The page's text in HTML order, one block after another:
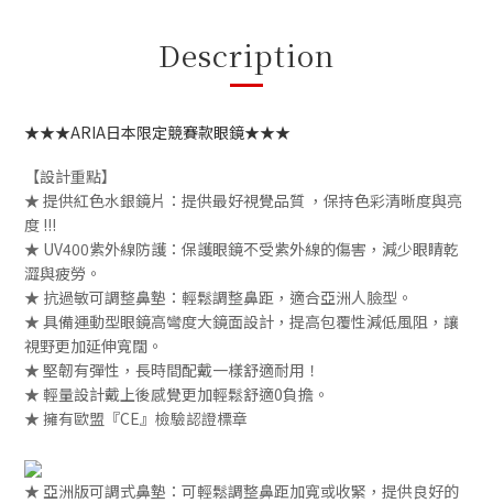
Description
★★★ARIA日本限定競賽款眼鏡★★★
【設計重點】
★ 提供紅色水銀鏡片： 提供最好視覺品質 ，保持色彩清晰度與亮
度 !!!
★ UV400紫外線防護：保護眼鏡不受紫外線的傷害，減少眼睛乾
澀與疲勞。
★ 抗過敏可調整鼻墊：輕鬆調整鼻距，適合亞洲人臉型。
★ 具備運動型眼鏡高彎度大鏡面設計，提高包覆性減低風阻，讓
視野更加延伸寬闊。
★ 堅韌有彈性， 長時間配戴一樣舒適耐用！
★ 輕量設計戴上後感覺更加輕鬆舒適0負擔。
★ 擁有歐盟『CE』檢驗認證標章
★ 亞洲版可調式鼻墊 ：可輕鬆調整鼻距加寬或收緊，提供良好的